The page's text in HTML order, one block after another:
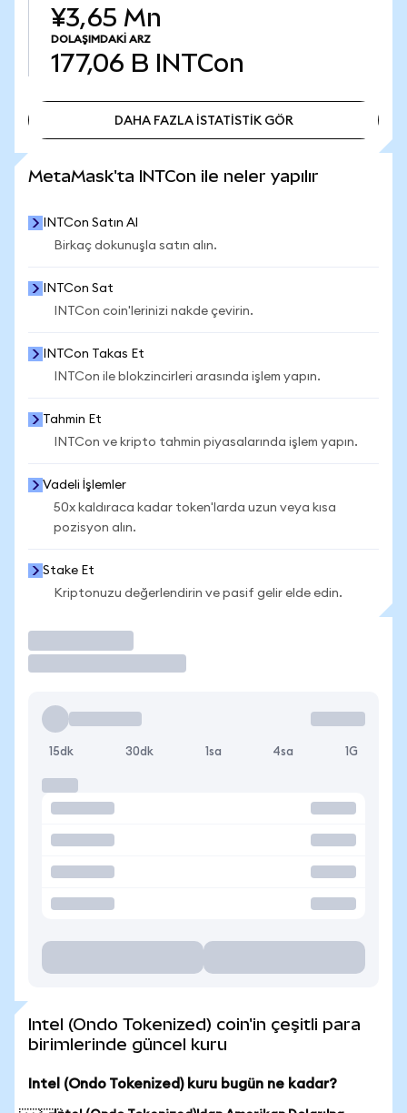
¥3,65 Mn
DOLAŞIMDAKI ARZ
177,06 B INTCon
DAHA FAZLA İSTATİSTİK GÖR
MetaMask'ta INTCon ile neler yapılır
INTCon Satın Al
Birkaç dokunuşla satın alın.
INTCon Sat
INTCon coin'lerinizi nakde çevirin.
INTCon Takas Et
INTCon ile blokzincirleri arasında işlem yapın.
Tahmin Et
INTCon ve kripto tahmin piyasalarında işlem yapın.
Vadeli İşlemler
50x kaldıraca kadar token'larda uzun veya kısa
pozisyon alın.
Stake Et
Kriptonuzu değerlendirin ve pasif gelir elde edin.
15dk 30dk 1sa 4sa 1G
Intel (Ondo Tokenized) coin'in çeşitli para
birimlerinde güncel kuru
Intel (Ondo Tokenized) kuru bugün ne kadar?